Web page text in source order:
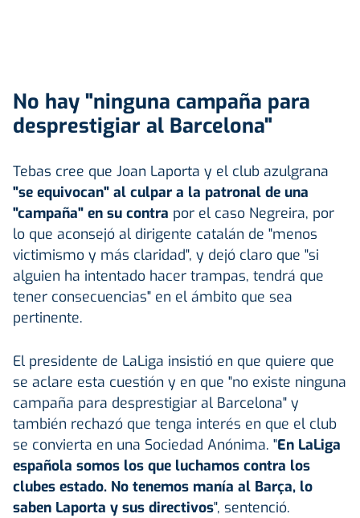
No hay "ninguna campaña para
desprestigiar al Barcelona"
Tebas cree que Joan Laporta y el club azulgrana
"se equivocan" al culpar a la patronal de una
"campaña" en su contra por el caso Negreira, por
lo que aconsejó al dirigente catalán de "menos
victimismo y más claridad", y dejó claro que "si
alguien ha intentado hacer trampas, tendrá que
tener consecuencias" en el ámbito que sea
pertinente.
El presidente de LaLiga insistió en que quiere que
se aclare esta cuestión y en que "no existe ninguna
campaña para desprestigiar al Barcelona" y
también rechazó que tenga interés en que el club
se convierta en una Sociedad Anónima. "En LaLiga
española somos los que luchamos contra los
clubes estado. No tenemos manía al Barça, lo
saben Laporta y sus directivos", sentenció.